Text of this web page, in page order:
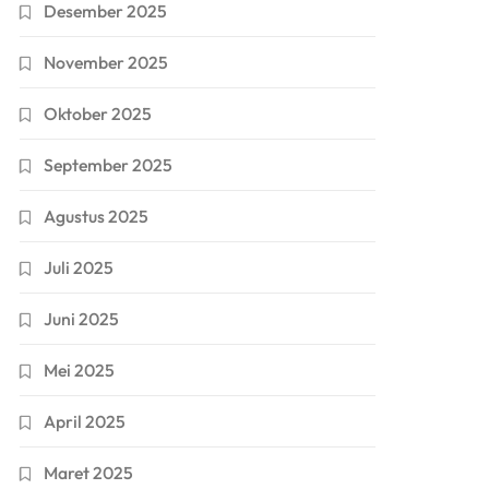
Desember 2025
November 2025
Oktober 2025
September 2025
Agustus 2025
Juli 2025
Juni 2025
Mei 2025
April 2025
Maret 2025